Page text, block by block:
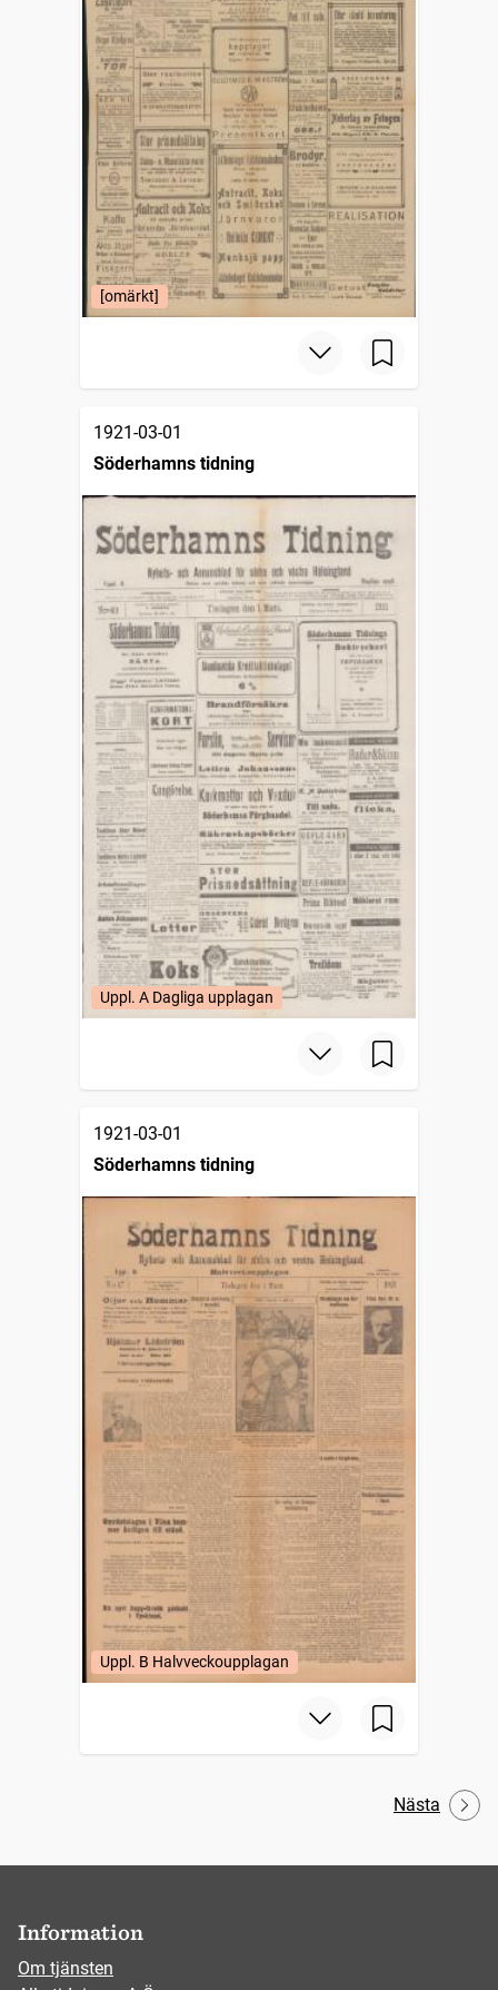
[omärkt]
1921-03-01
Söderhamns tidning
Uppl. A Dagliga upplagan
1921-03-01
Söderhamns tidning
Uppl. B Halvveckoupplagan
Nästa
Information
Om tjänsten